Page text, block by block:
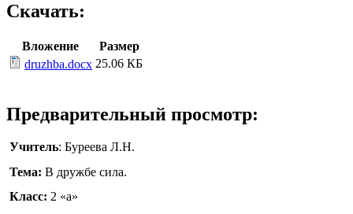
Скачать:
Вложение
Размер
druzhba.docx 25.06 КБ
Предварительный просмотр:
Учитель: Буреева Л.Н.
Тема: В дружбе сила.
Класс: 2 «а»